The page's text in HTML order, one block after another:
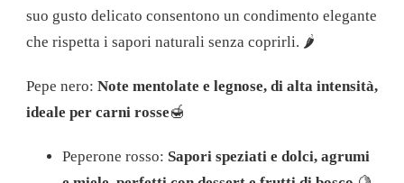
suo gusto delicato consentono un condimento elegante
che rispetta i sapori naturali senza coprirli. 🌶️
Pepe nero: Note mentolate e legnose, di alta intensità,
ideale per carni rosse🍯
Peperone rosso: Sapori speziati e dolci, agrumi